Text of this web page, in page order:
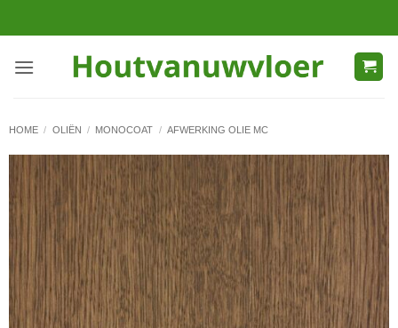
naar
HOME / OLIËN / MONOCOAT / AFWERKING OLIE MC